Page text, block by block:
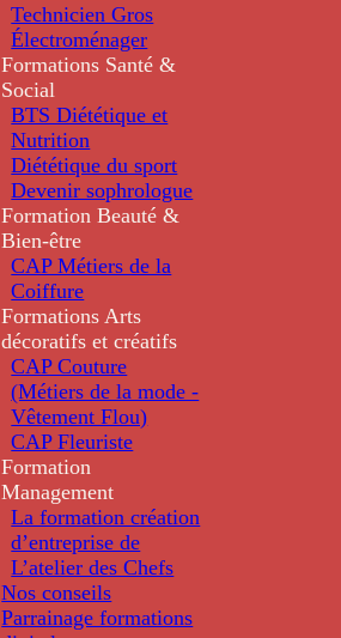
Technicien Gros
Électroménager
Formations Santé &
Social
BTS Diététique et
Nutrition
Diététique du sport
Devenir sophrologue
Formation Beauté &
Bien-être
CAP Métiers de la
Coiffure
Formations Arts
décoratifs et créatifs
CAP Couture
(Métiers de la mode -
Vêtement Flou)
CAP Fleuriste
Formation
Management
La formation création
d’entreprise de
L’atelier des Chefs
Nos conseils
Parrainage formations